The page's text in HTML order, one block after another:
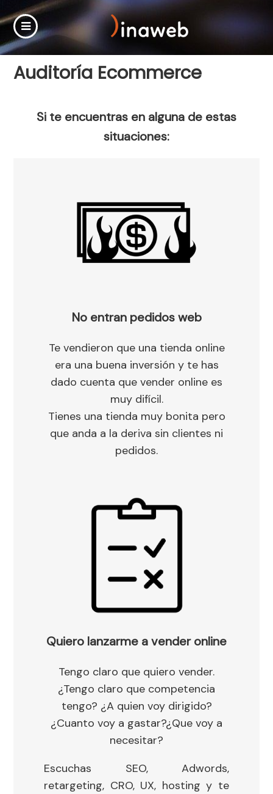
Auditoría Ecommerce
Si te encuentras en alguna de estas
situaciones:
No entran pedidos web
Te vendieron que una tienda online
era una buena inversión y te has
dado cuenta que vender online es
muy difícil.
Tienes una tienda muy bonita pero
que anda a la deriva sin clientes ni
pedidos.
Quiero lanzarme a vender online
Tengo claro que quiero vender.
¿Tengo claro que competencia
tengo? ¿A quien voy dirigido?
¿Cuanto voy a gastar?¿Que voy a
necesitar?
Escuchas SEO, Adwords,
retargeting, CRO, UX, hosting y te